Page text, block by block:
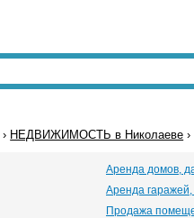
› НЕДВИЖИМОСТЬ в Николаеве ›
Аренда домов,
Аренда гаражей,
Продажа